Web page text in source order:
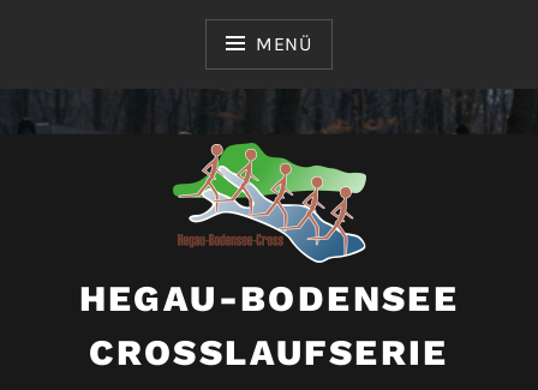
MENÜ
HEGAU-BODENSEE
CROSSLAUFSERIE